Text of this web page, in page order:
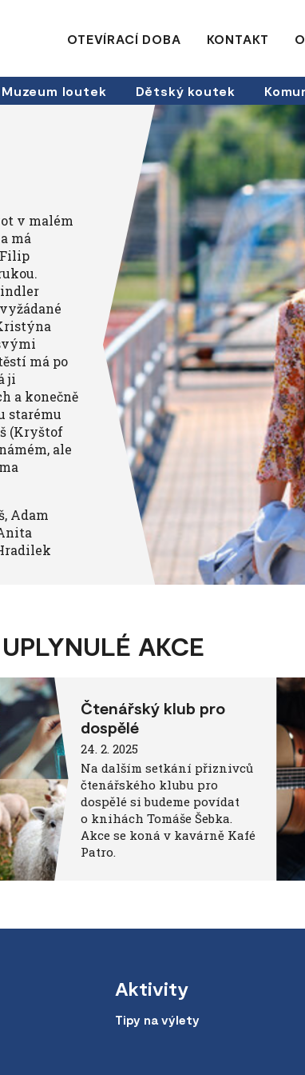
OTEVÍRACÍ DOBA KONTAKT
Muzeum loutek Dětský koutek
v malém
má
má po
ji
a konečně
starému
(Kryštof
ale
Adam
UPLYNULÉ AKCE
Čtenářský klub pro
dospělé
24. 2. 2025
Na dalším setkání přiznivců
čtenářského klubu pro
dospělé si budeme povídat
o knihách Tomáše Šebka.
Akce se koná v kavárně Kafé
Patro.
Aktivity
Tipy na výlety